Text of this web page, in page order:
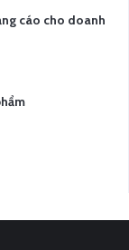
cáo cho doanh